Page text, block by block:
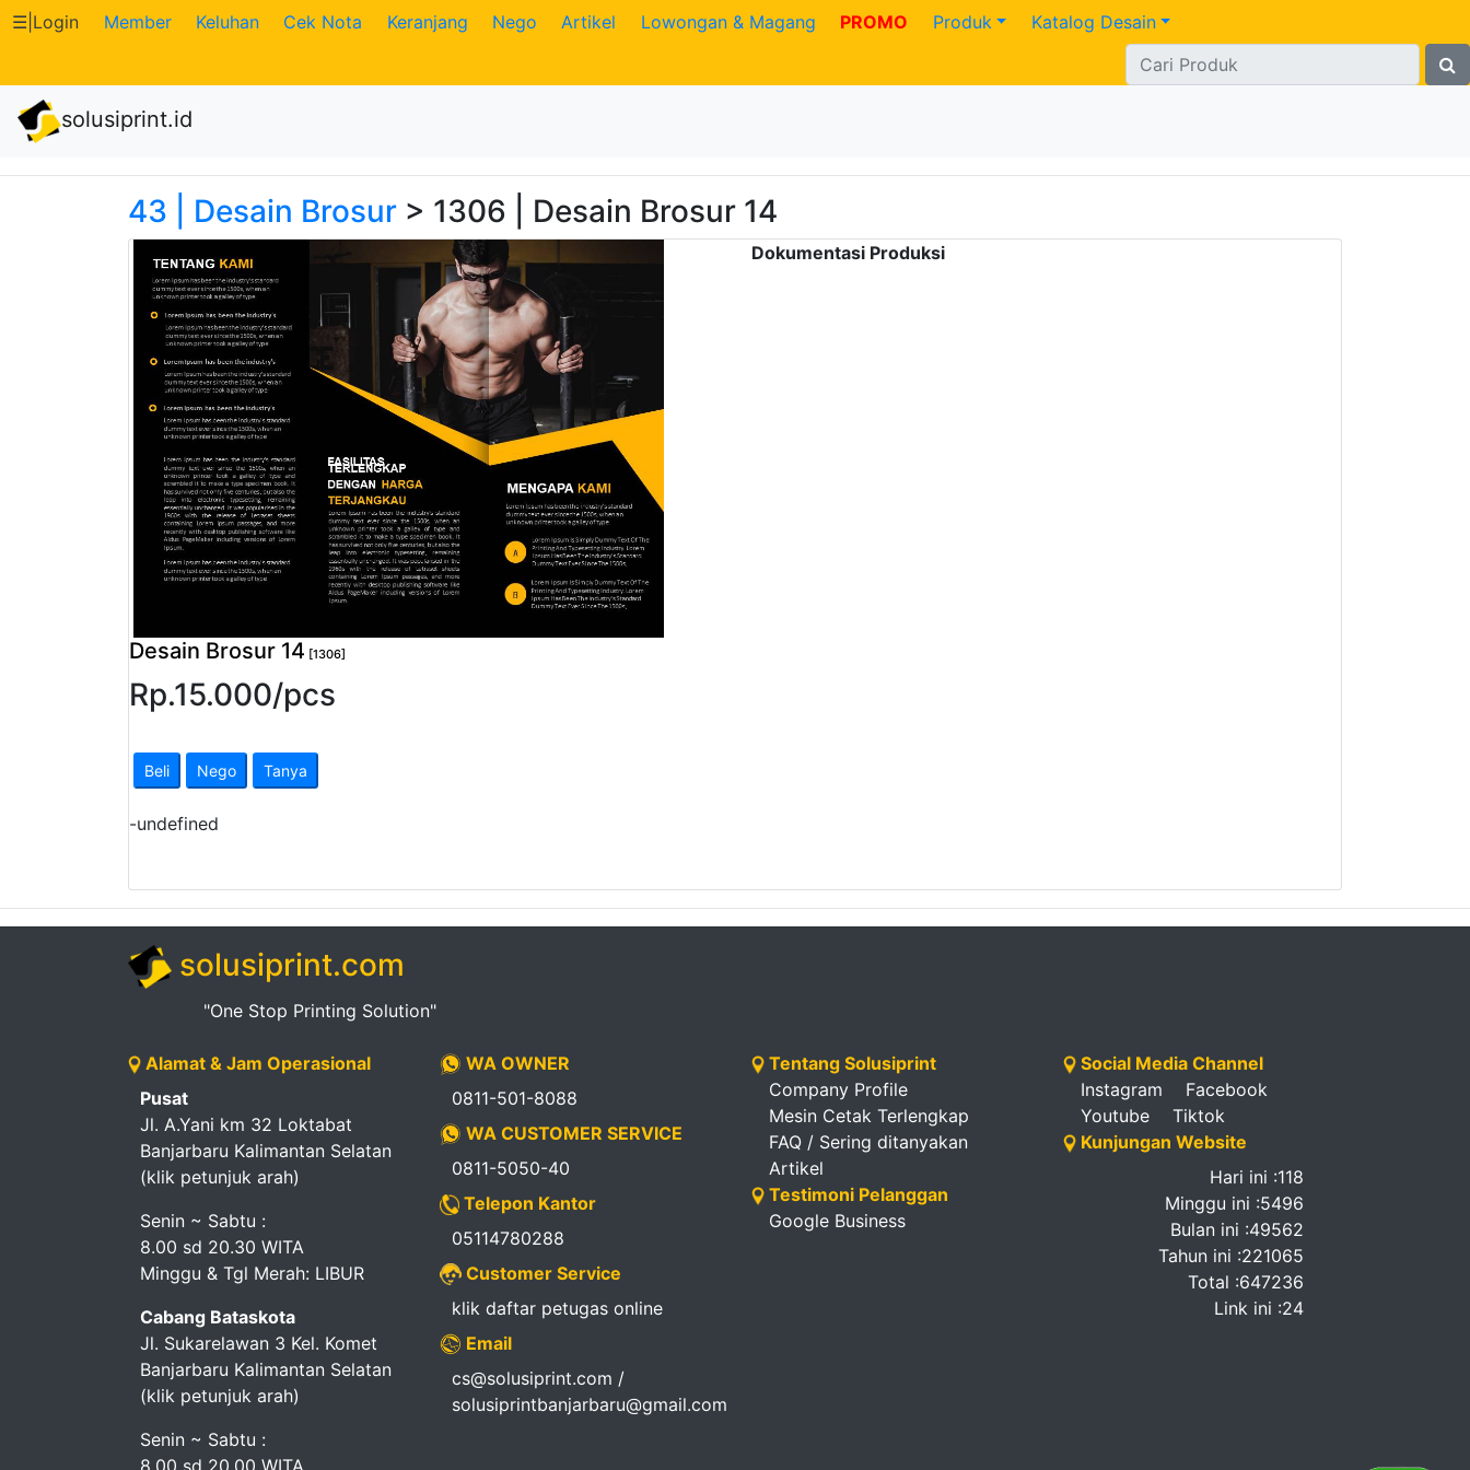
Katalog
Produk
Petugas
Riwayat
Transaksi
Pembayaran
Pendapatan
Password
☰ Login Member Keluhan Cek Nota Keranjang Nego Artikel Lowongan & Magang PROMO Produk Katalog Desain
solusiprint.id
43 | Desain Brosur > 1306 | Desain Brosur 14
Desain Brosur 14 [1306]
Rp.15.000/pcs
Beli Nego Tanya
-undefined
Dokumentasi Produksi
solusiprint.com
"One Stop Printing Solution"
Alamat & Jam Operasional
Pusat
Jl. A.Yani km 32 Loktabat
Banjarbaru Kalimantan Selatan
(klik petunjuk arah)
Senin ~ Sabtu :
8.00 sd 20.30 WITA
Minggu & Tgl Merah: LIBUR
Cabang Bataskota
Jl. Sukarelawan 3 Kel. Komet
Banjarbaru Kalimantan Selatan
(klik petunjuk arah)
Senin ~ Sabtu :
8.00 sd 20.00 WITA
WA OWNER
0811-501-8088
WA CUSTOMER SERVICE
0811-5050-40
Telepon Kantor
05114780288
Customer Service
klik daftar petugas online
Email
cs@solusiprint.com /
solusiprintbanjarbaru@gmail.com
Tentang Solusiprint
Company Profile
Mesin Cetak Terlengkap
FAQ / Sering ditanyakan
Artikel
Testimoni Pelanggan
Google Business
Social Media Channel
Instagram
Facebook
Youtube
Tiktok
Kunjungan Website
Hari ini :118
Minggu ini :5496
Bulan ini :49562
Tahun ini :221065
Total :647236
Link ini :24